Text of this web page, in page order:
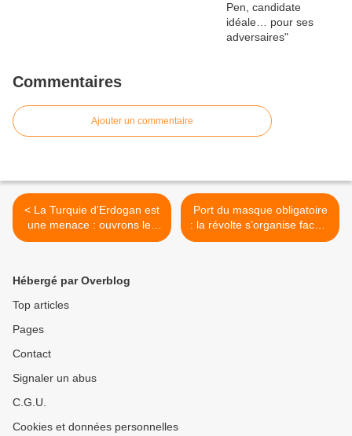
Commentaires
Ajouter un commentaire
< La Turquie d'Erdogan est
une menace : ouvrons les
yeux de nos compatriotes !
Port du masque obligatoire
: la révolte s’organise face à
la psychose sanitaire >
Hébergé par Overblog
Top articles
Pages
Contact
Signaler un abus
C.G.U.
Cookies et données personnelles